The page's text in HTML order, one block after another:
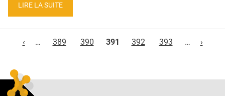
LIRE LA SUITE
‹
… 389 390 391 392 393 … ›